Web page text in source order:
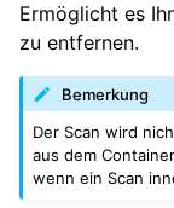
Ermöglicht es
zu entfernen.
Bemerkung
Der Scan wird
aus dem
wenn ein Scan